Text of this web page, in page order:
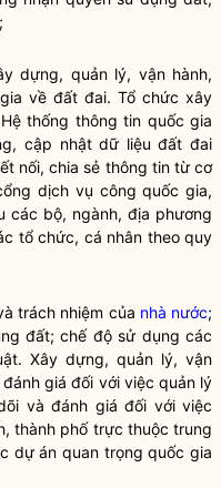
dựng, quản lý, vận hành,
về đất đai. Tổ chức xây
thống thông tin quốc gia
cập nhật dữ liệu đất đai
nối, chia sẻ thông tin từ cơ
dịch vụ côngquốc gia,
các bộ, ngành, địa phương
tổ chức, cá nhân theo quy
trách nhiệm của nhà nước;
đất; chế độ sử dụng các
. Xây dựng, quản lý, vận
giá đối với việc quản lý
và đánh giá đối với việc
thành phố trực thuộc trung
dự án quan trọngquốc gia